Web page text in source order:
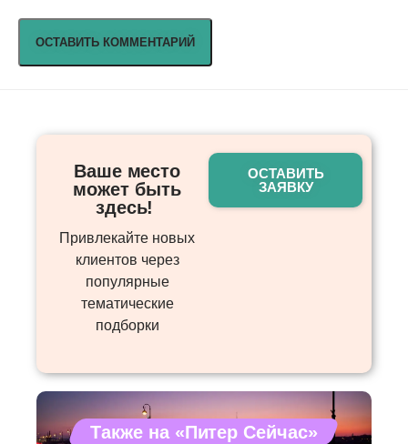
Ваше место
может быть
здесь! ​
Привлекайте новых
клиентов через
популярные
тематические
подборки
ОСТАВИТЬ
ЗАЯВКУ
Также на «Питер Сейчас»